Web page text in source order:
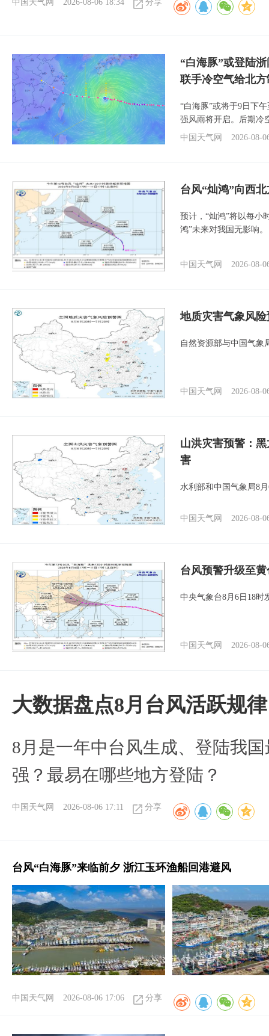
中国天气网 2026-08-06 18:34 分享
“白海豚”或登陆
联手冷空气给北
“白海豚”或将于9日下
强风雨将开启。后期冷
中国天气网
2026-08-
台风“灿鸿”向西
预计，“灿鸿”将以每小
鸿”未来对我国无影响。
中国天气网 2026-08-
地质灾害气象风
自然资源部与中国气象
中国天气网 2026-08-
山洪灾害预警：
害
水利部和中国气象局8
中国天气网 2026-08-
台风预警升级至
中央气象台8月6日18时
中国天气网 2026-08-
大数据盘点8月台风活跃规律
8月是一年中台风生成、登陆我
强？最易在哪些地方登陆？
中国天气网 2026-08-06 17:11 分享
台风“白海豚”来临前夕 浙江玉环渔船回港避风
中国天气网 2026-08-06 17:06 分享